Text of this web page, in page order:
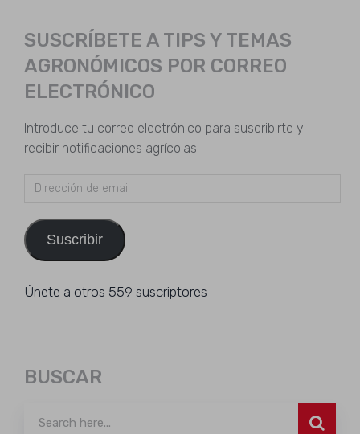
SUSCRÍBETE A TIPS Y TEMAS
AGRONÓMICOS POR CORREO
ELECTRÓNICO
Introduce tu correo electrónico para suscribirte y
recibir notificaciones agrícolas
Dirección
email
Suscribir
Únete a otros 559 suscriptores
BUSCAR